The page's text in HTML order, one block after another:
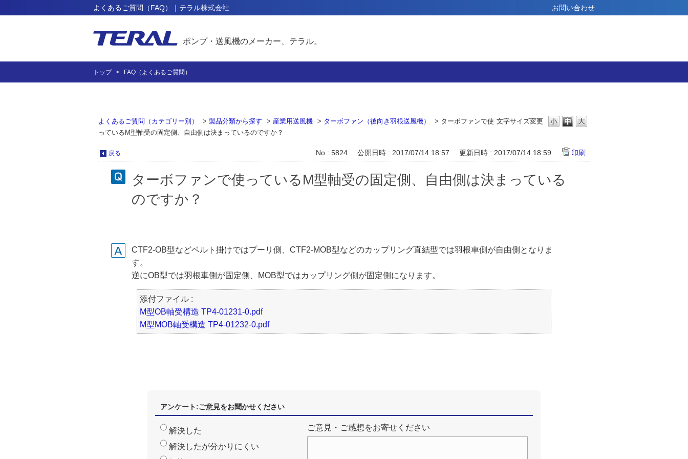
よくあるご質問（FAQ）｜テラル株式会社 お問い合わせ
ポンプ・送風機のメーカー、テラル。
トップ FAQ（よくあるご質問）
文字サイズ変更
よくあるご質問（カテゴリー別） > 製品分類から探す > 産業用送風機 > ターボファン（後向き羽根送風機） > ターボファンで使
っているM型軸受の固定側、自由側は決まっているのですか？
戻る No : 5824 公開日時 : 2017/07/14 18:57 更新日時 : 2017/07/14 18:59 印刷
ターボファンで使っているM型軸受の固定側、自由側は決まっている
のですか？
CTF2-OB型などベルト掛けではプーリ側、CTF2-MOB型などのカップリング直結型では羽根車側が自由側となりま
す。
逆にOB型では羽根車側が固定側、MOB型ではカップリング側が固定側になります。
添付ファイル :
M型OB軸受構造 TP4-01231-0.pdf
M型MOB軸受構造 TP4-01232-0.pdf
アンケート:ご意見をお聞かせください
解決した
解決したが分かりにくい
ご意見・ご感想をお寄せください